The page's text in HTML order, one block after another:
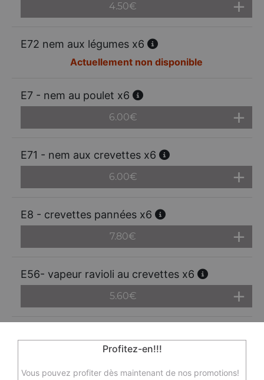
4.50€
E72 nem aux légumes x6
Actuellement non disponible
E7 - nem au poulet x6
6.00€
E71 - nem aux crevettes x6
6.00€
E8 - crevettes pannées x6
7.80€
E56- vapeur ravioli au crevettes x6
5.60€
6.00€
Profitez-en!!!
Vous pouvez profiter dès maintenant de nos promotions!